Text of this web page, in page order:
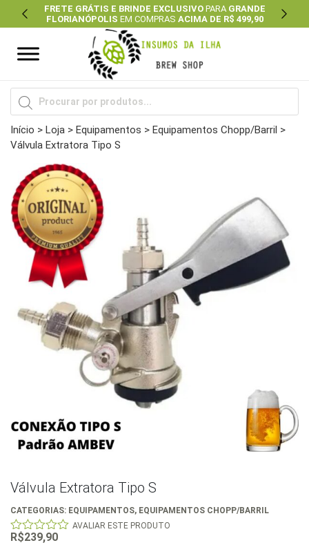
FRETE GRÁTIS E BRINDE EXCLUSIVOPARA GRANDE
FLORIANÓPOLIS EM COMPRAS ACIMA DE R$ 499,90
Previous Next
Pesquisar
produtos
Início > Loja > Equipamentos > Equipamentos Chopp/Barril >
Válvula Extratora Tipo S
Válvula Extratora Tipo S
CATEGORIAS: EQUIPAMENTOS, EQUIPAMENTOS CHOPP/BARRIL
0
AVALIAR ESTE PRODUTO
R$239,90